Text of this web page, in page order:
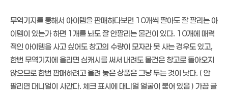
무역기지를 통해서 아이템을 판매하다보면 10개씩 팔아도 잘 팔리는 아
이템이 있는가 하면 1개를 놔도 잘 안팔리는 물건이 있다. 10개에 매력
적인 아이템을 사고 싶어도 창고의 수량이 모자라 못 사는 경우도 있고,
한번 무역기지에 올리면 심캐시를 써서 내려도 물건은 창고로 돌아오지
않으므로 한번 판매하려고 올려 놓은 상품은 그냥 두는 것이 낫다. ( 안
팔리면 대니얼이 사간다. 체크 표시에 대니얼 얼굴이 붙어 있음 ) 가끔 글